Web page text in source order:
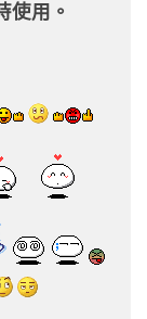
使用。